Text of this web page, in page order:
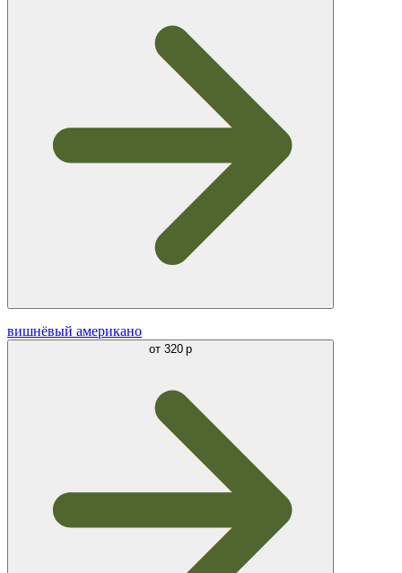
вишнёвый американо
от 320 р